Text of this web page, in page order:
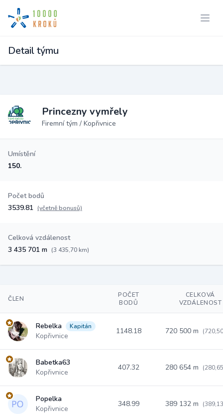
Detail týmu
Princezny vymřely
Firemní tým / Kopřivnice
Umístění
150.
Počet bodů
3539.81 (včetně bonusů)
Celková vzdálenost
3 435 701 m (3 435,70 km)
ČLEN
POČET
BODŮ
CELKOVÁ
VZDÁLENOST
Rebelka Kapitán
Kopřivnice
1148.18 720 500 m
Babetka63
Kopřivnice
407.32 280 654 m
Popelka
Kopřivnice
348.99 389 132 m